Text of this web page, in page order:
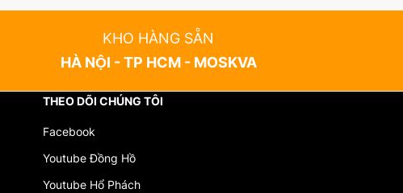
KHO HÀNG SẴN
HÀ NỘI - TP HCM - MOSKVA
THEO DÕI CHÚNG TÔI
Facebook
Youtube Đồng Hồ
Youtube Hổ Phách